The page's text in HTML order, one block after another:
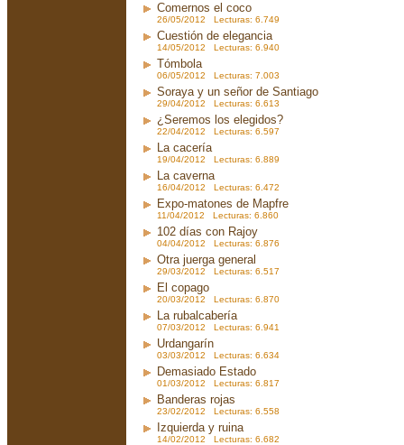
Comernos el coco
26/05/2012 Lecturas: 6.749
Cuestión de elegancia
14/05/2012 Lecturas: 6.940
Tómbola
06/05/2012 Lecturas: 7.003
Soraya y un señor de Santiago
29/04/2012 Lecturas: 6.613
¿Seremos los elegidos?
22/04/2012 Lecturas: 6.597
La cacería
19/04/2012 Lecturas: 6.889
La caverna
16/04/2012 Lecturas: 6.472
Expo-matones de Mapfre
11/04/2012 Lecturas: 6.860
102 días con Rajoy
04/04/2012 Lecturas: 6.876
Otra juerga general
29/03/2012 Lecturas: 6.517
El copago
20/03/2012 Lecturas: 6.870
La rubalcabería
07/03/2012 Lecturas: 6.941
Urdangarín
03/03/2012 Lecturas: 6.634
Demasiado Estado
01/03/2012 Lecturas: 6.817
Banderas rojas
23/02/2012 Lecturas: 6.558
Izquierda y ruina
14/02/2012 Lecturas: 6.682